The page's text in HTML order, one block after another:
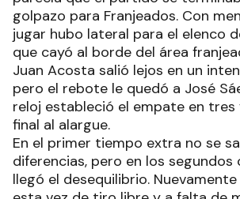
golpazo para Franjeados. Con
jugar hubo lateral para el elenco
que cayó al borde del área
Juan Acosta salió lejos en un
pero el rebote le quedó a José
reloj estableció el empate en tres
final al alargue.
En el primer tiempo extra no se
diferencias, pero en los
llegó el desequilibrio. Nuevamente